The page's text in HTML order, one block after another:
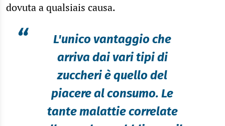
dovuta a qualsiais causa.
“
L'unico vantaggio che
arriva dai vari tipi di
zuccheri è quello del
piacere al consumo. Le
tante malattie correlate